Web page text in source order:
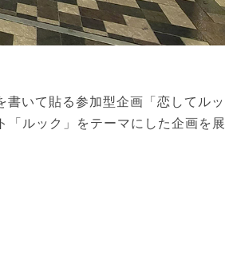
いて貼る参加型企画「恋してルッ
ルック」をテーマにした企画を展